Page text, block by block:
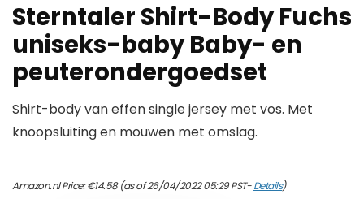
Sterntaler Shirt-Body Fuchs
uniseks-baby Baby- en
peuterondergoedset
Shirt-body van effen single jersey met vos. Met
knoopsluiting en mouwen met omslag.
Amazon.nl Price:€14.58(as of 26/04/2022 05:29 PST-Details)